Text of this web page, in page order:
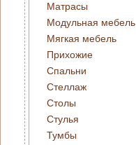
Матрасы
Модульная мебель
Мягкая мебель
Прихожие
Спальни
Стеллаж
Столы
Стулья
Тумбы